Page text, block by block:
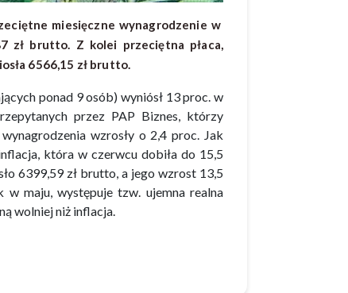
miesięczne wynagrodzenie w
zł brutto. Z kolei przeciętna płaca,
6566,15 zł brutto.
ponad 9 osób) wyniósł 13 proc. w
przez PAP Biznes, którzy
wzrosły o 2,4 proc. Jak
która w czerwcu dobiła do 15,5
6399,59 zł brutto, a jego wzrost 13,5
maju, występuje tzw. ujemna realna
wolniej niż inflacja.